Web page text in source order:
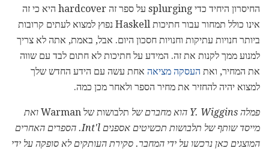
החיסרון היחיד כדי splurging על ספר זה hardcover היא כי זה
אינו כולל תמחור עבור חתיכות Haskell נפוץ למצוא לעתים קרובות
ביותר חנויות עתיקות וחנויות חסכון היום. אבל, באמת, אתה לא צריך
למנוע ממך לקנות את זה. המידע על חתיכות לא חתום לבד עם שווה
את המחיר, ואת העסקה מציאה אחת עשה עם הידע החדש שלך
למצוא יהיה להחזיר את מחיר הספר ולאחר מכן כמה.
פמלה Y. Wiggins הוא מחברם של תלבושות של Warman
ואת
מייסד שותף של תלבושות תכשיטים אספנים Int'l.
הספרים האחרים
המוצגים כאן נרכשו על ידי המחבר. סקירת העותקים לא סופקה על ידי